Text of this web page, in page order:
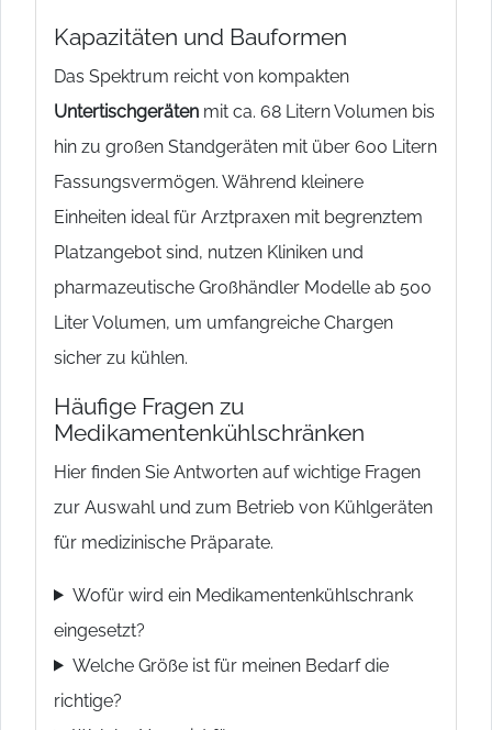
Kapazitäten und Bauformen
Das Spektrum reicht von kompakten
Untertischgeräten mit ca. 68 Litern Volumen bis
hin zu großen Standgeräten mit über 600 Litern
Fassungsvermögen. Während kleinere
Einheiten ideal für Arztpraxen mit begrenztem
Platzangebot sind, nutzen Kliniken und
pharmazeutische Großhändler Modelle ab 500
Liter Volumen, um umfangreiche Chargen
sicher zu kühlen.
Häufige Fragen zu
Medikamentenkühlschränken
Hier finden Sie Antworten auf wichtige Fragen
zur Auswahl und zum Betrieb von Kühlgeräten
für medizinische Präparate.
Wofür wird ein Medikamentenkühlschrank
eingesetzt?
Welche Größe ist für meinen Bedarf die
richtige?